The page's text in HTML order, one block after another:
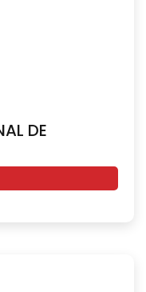
DE